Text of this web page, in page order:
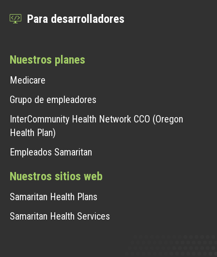
Para desarrolladores
Nuestros planes
Medicare
Grupo de empleadores
InterCommunity Health Network CCO (Oregon
Health Plan)
Empleados Samaritan
Nuestros sitios web
Samaritan Health Plans
Samaritan Health Services